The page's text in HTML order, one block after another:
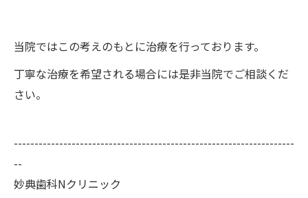
当院ではこの考えのもとに治療を行っております。
丁寧な治療を希望される場合には是非当院でご相談くだ
さい。
--------------------------------------------------------------------
--
妙典歯科Nクリニック